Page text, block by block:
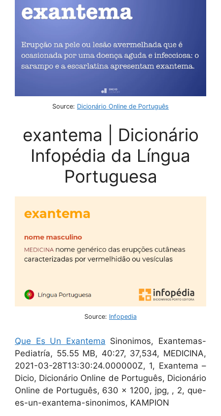
Source: Dicionário Online de Português
exantema | Dicionário
Infopédia da Língua
Portuguesa
Source: Infopedia
Que Es Un Exantema Sinonimos, Exantemas-
Pediatría, 55.55 MB, 40:27, 37,534, MEDICINA,
2021-03-28T13:30:24.000000Z, 1, Exantema –
Dicio, Dicionário Online de Português, Dicionário
Online de Português, 630 x 1200, jpg, , 2, que-
es-un-exantema-sinonimos, KAMPION